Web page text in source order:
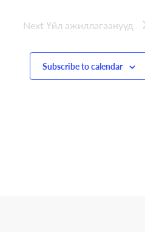
Next Үйл ажиллагаанууд
Subscribe to calendar